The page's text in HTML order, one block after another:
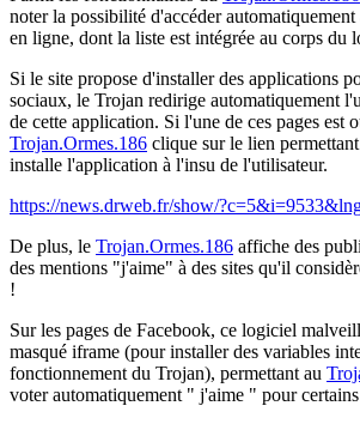
noter la possibilité d'accéder automatiquement
en ligne, dont la liste est intégrée au corps du
Si le site propose d'installer des applications
sociaux, le Trojan redirige automatiquement
de cette application. Si l'une de ces pages est
Trojan.Ormes.186 clique sur le lien
installe l'application à l'insu de l'utilisateur.
https://news.drweb.fr/show/
De plus, le Trojan.Ormes.186 affiche des
des mentions "j'aime" à des sites qu'il
!
Sur les pages de Facebook, ce logiciel
masqué iframe (pour installer des variables
fonctionnement du Trojan), permettant au
voter automatiquement " j'aime " pour certains